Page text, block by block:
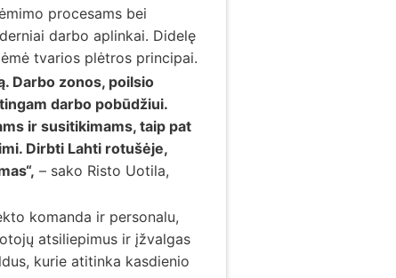
procesams bei
darbo aplinkai. Didelę
tvarios plėtros principai.
Darbo zonos, poilsio
darbo pobūdžiui.
ir susitikimams, taip pat
Dirbti Lahti rotušėje,
– sako Risto Uotila,
komanda ir personalu,
atsiliepimus ir įžvalgas
kurie atitinka kasdienio